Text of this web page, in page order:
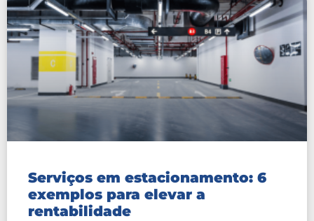
Serviços em estacionamento: 6
exemplos para elevar a
rentabilidade